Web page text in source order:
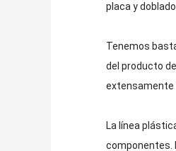
placa y
Tenemos
del producto
extensamente
La línea
componentes.